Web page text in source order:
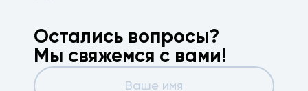
Остались вопросы?
Мы свяжемся с вами!